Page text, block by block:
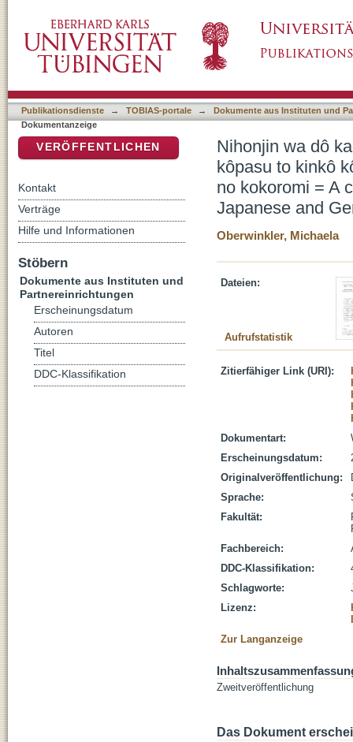
mochiita „kanjô“ no gengo hyôgen hikaku
expression - Japanese and German Web
Publikationsdienste → TOBIAS-portale →
Dokumente aus Instituten und
Dokumentanzeige
Nihonjin wa dô
kôpasu to kinkô
no kokoromi = A
Japanese and
Oberwinkler, Michaela
Dateien:
Aufrufstatistik
Zitierfähiger Link (URI):
Dokumentart:
Erscheinungsdatum:
Originalveröffentlichung:
Sprache:
Fakultät:
Fachbereich:
DDC-Klassifikation:
Schlagworte:
Lizenz:
Zur Langanzeige
Zweitveröffentlichung
Das Dokument
VERÖFFENTLICHEN
Kontakt
Verträge
Hilfe und Informationen
Stöbern
Dokumente aus Instituten und
Partnereinrichtungen
Erscheinungsdatum
Autoren
Titel
DDC-Klassifikation